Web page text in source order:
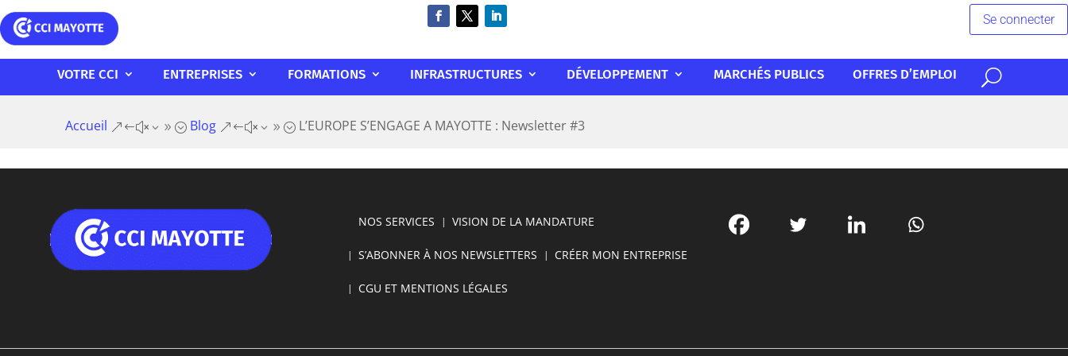
Se connecter
VOTRE CCI ENTREPRISES FORMATIONS INFRASTRUCTURES DÉVELOPPEMENT MARCHÉS PUBLICS OFFRES D’EMPLOI
Accueil &#x39; Blog &#x39; L’EUROPE S’ENGAGE A MAYOTTE : Newsletter #3
NOS SERVICES VISION DE LA MANDATURE
S’ABONNER À NOS NEWSLETTERS CRÉER MON ENTREPRISE
CGU ET MENTIONS LÉGALES